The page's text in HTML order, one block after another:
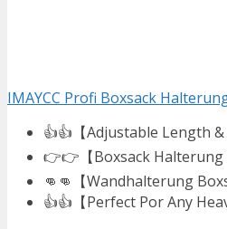
IMAYCC Profi Boxsack
👍👍【Adjustable Length
👉👉【Boxsack Halterung
👊👊【Wandhalterung
👍👍【Perfect Por Any